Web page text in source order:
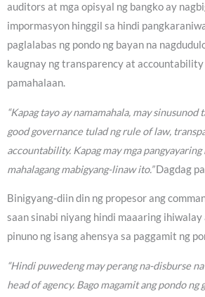
auditors at mga opisyal ng bangko ay
impormasyon hinggil sa hindi
paglalabas ng pondo ng bayan na
kaugnay ng transparency at accountability
pamahalaan.
“Kapag tayo ay namamahala, may sinusunod
good governance tulad ng rule of law,
accountability. Kapag may mga
mahalagang mabigyang-linaw ito.”Dagdag
Binigyang-diin din ng propesor ang
saan sinabi niyang hindi maaaring ihiwalay
pinuno ng isang ahensya sa paggamit ng
“Hindi puwedeng may perang na-disburse
head of agency. Bago magamit ang pondo